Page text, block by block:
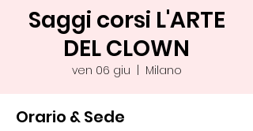
Saggi corsi L'ARTE
DEL CLOWN
ven 06 giu Milano
Orario & Sede